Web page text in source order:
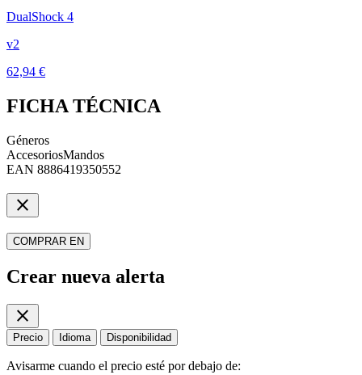
DualShock 4
v2
62,94 €
FICHA TÉCNICA
Géneros
AccesoriosMandos
EAN 8886419350552
close
COMPRAR EN
Crear nueva alerta
close
Precio Idioma Disponibilidad
Avisarme cuando el precio esté por debajo de: